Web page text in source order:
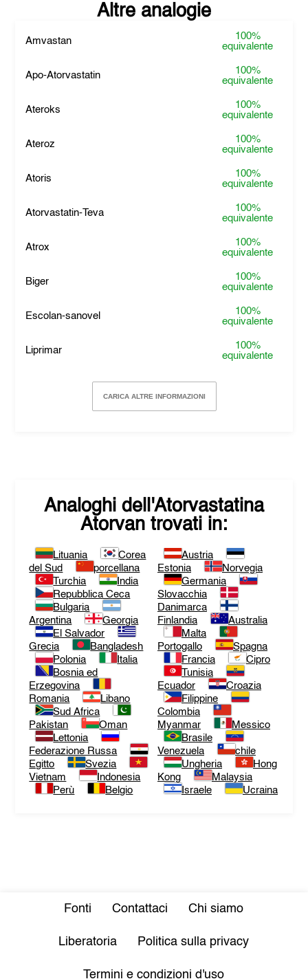
Altre analogie
Amvastan
100%
equivalente
Apo-Atorvastatin
100%
equivalente
Ateroks
100%
equivalente
Ateroz
100%
equivalente
Atoris
100%
equivalente
Atorvastatin-Teva
100%
equivalente
Atrox
100%
equivalente
Biger
100%
equivalente
Escolan-sanovel
100%
equivalente
Liprimar
100%
equivalente
CARICA ALTRE INFORMAZIONI
Analoghi dell'Atorvastatina
Atorvan trovati in:
Lituania
Corea
del Sud
porcellana
Turchia
India
Repubblica Ceca
Bulgaria
Argentina
Georgia
El Salvador
Grecia
Bangladesh
Polonia
Italia
Bosnia ed
Erzegovina
Romania
Libano
Sud Africa
Pakistan
Oman
Lettonia
Federazione Russa
Egitto
Svezia
Vietnam
Indonesia
Perù
Belgio
Austria
Estonia
Norvegia
Germania
Slovacchia
Danimarca
Finlandia
Australia
Malta
Portogallo
Spagna
Francia
Cipro
Tunisia
Ecuador
Croazia
Filippine
Colombia
Myanmar
Messico
Brasile
Venezuela
chile
Ungheria
Hong
Kong
Malaysia
Israele
Ucraina
Fonti Contattaci Chi siamo
Liberatoria Politica sulla privacy
Termini e condizioni d'uso